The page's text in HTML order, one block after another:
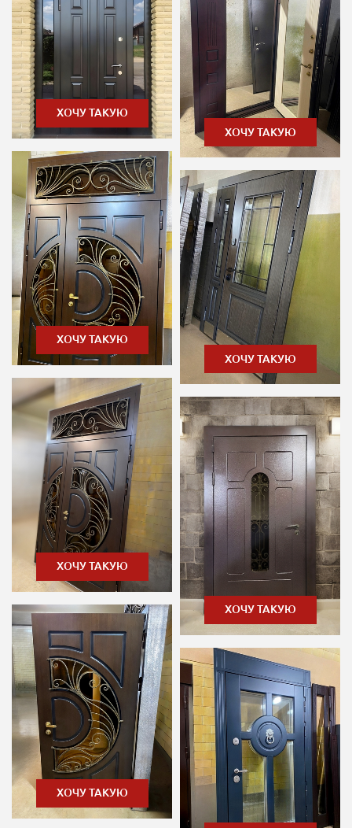
ХОЧУ ТАКУЮ
ХОЧУ ТАКУЮ
ХОЧУ ТАКУЮ
ХОЧУ ТАКУЮ
ХОЧУ ТАКУЮ
ХОЧУ ТАКУЮ
ХОЧУ ТАКУЮ